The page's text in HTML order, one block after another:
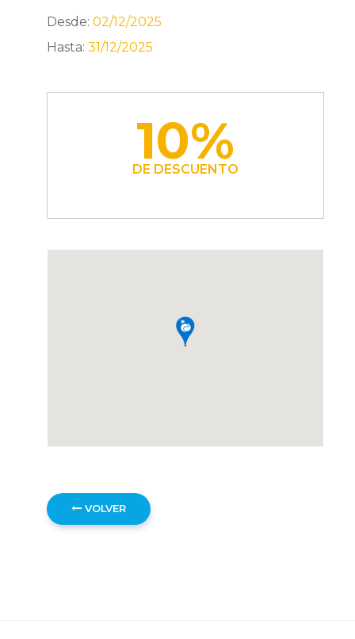
Desde:02/12/2025
Hasta:31/12/2025
10%
DE DESCUENTO
VOLVER